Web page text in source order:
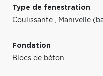
Type de fenestration
Coulissante , Manivelle
Fondation
Blocs de béton